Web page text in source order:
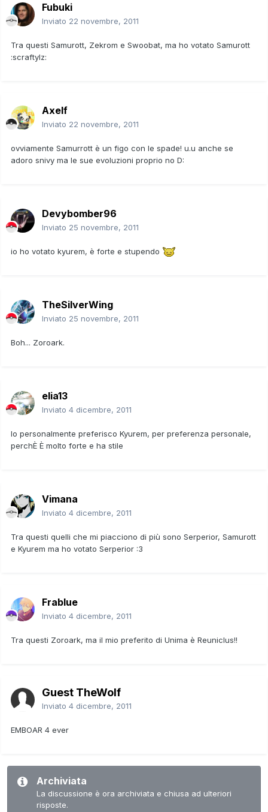
Fubuki
Inviato 22 novembre, 2011
Tra questi Samurott, Zekrom e Swoobat, ma ho votato Samurott
:scraftylz:
Axelf
Inviato 22 novembre, 2011
ovviamente Samurrott è un figo con le spade! u.u anche se
adoro snivy ma le sue evoluzioni proprio no D:
Devybomber96
Inviato 25 novembre, 2011
io ho votato kyurem, è forte e stupendo
TheSilverWing
Inviato 25 novembre, 2011
Boh... Zoroark.
elia13
Inviato 4 dicembre, 2011
Io personalmente preferisco Kyurem, per preferenza personale,
perchÈ È molto forte e ha stile
Vimana
Inviato 4 dicembre, 2011
Tra questi quelli che mi piacciono di più sono Serperior, Samurott
e Kyurem ma ho votato Serperior :3
Frablue
Inviato 4 dicembre, 2011
Tra questi Zoroark, ma il mio preferito di Unima è Reuniclus!!
Guest TheWolf
Inviato 4 dicembre, 2011
EMBOAR 4 ever
Archiviata
La discussione è ora archiviata e chiusa ad ulteriori
risposte.